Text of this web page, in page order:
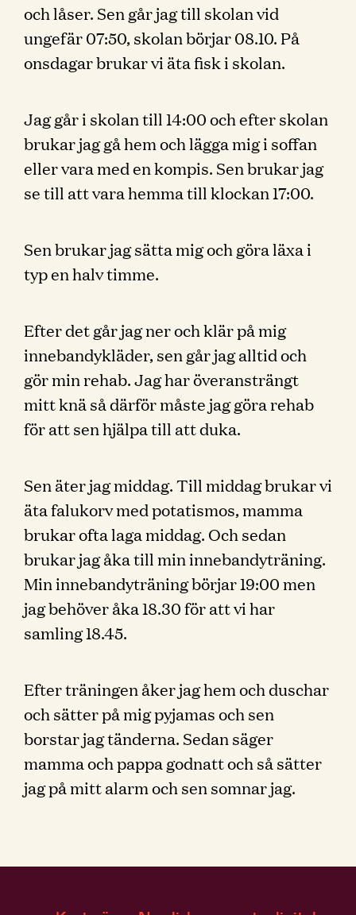
och låser. Sen går jag till skolan vid
ungefär 07:50, skolan börjar 08.10. På
onsdagar brukar vi äta fisk i skolan.
Jag går i skolan till 14:00 och efter skolan
brukar jag gå hem och lägga mig i soffan
eller vara med en kompis. Sen brukar jag
se till att vara hemma till klockan 17:00.
Sen brukar jag sätta mig och göra läxa i
typ en halv timme.
Efter det går jag ner och klär på mig
innebandykläder, sen går jag alltid och
gör min rehab. Jag har överansträngt
mitt knä så därför måste jag göra rehab
för att sen hjälpa till att duka.
Sen äter jag middag. Till middag brukar vi
äta falukorv med potatismos, mamma
brukar ofta laga middag. Och sedan
brukar jag åka till min innebandyträning.
Min innebandyträning börjar 19:00 men
jag behöver åka 18.30 för att vi har
samling 18.45.
Efter träningen åker jag hem och duschar
och sätter på mig pyjamas och sen
borstar jag tänderna. Sedan säger
mamma och pappa godnatt och så sätter
jag på mitt alarm och sen somnar jag.